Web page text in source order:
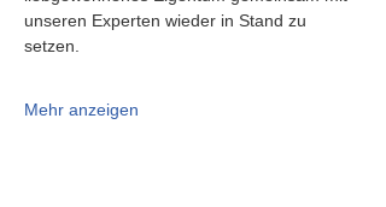
unseren Experten wieder in Stand zu
setzen.
Mehr anzeigen